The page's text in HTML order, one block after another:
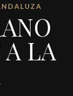
A LA